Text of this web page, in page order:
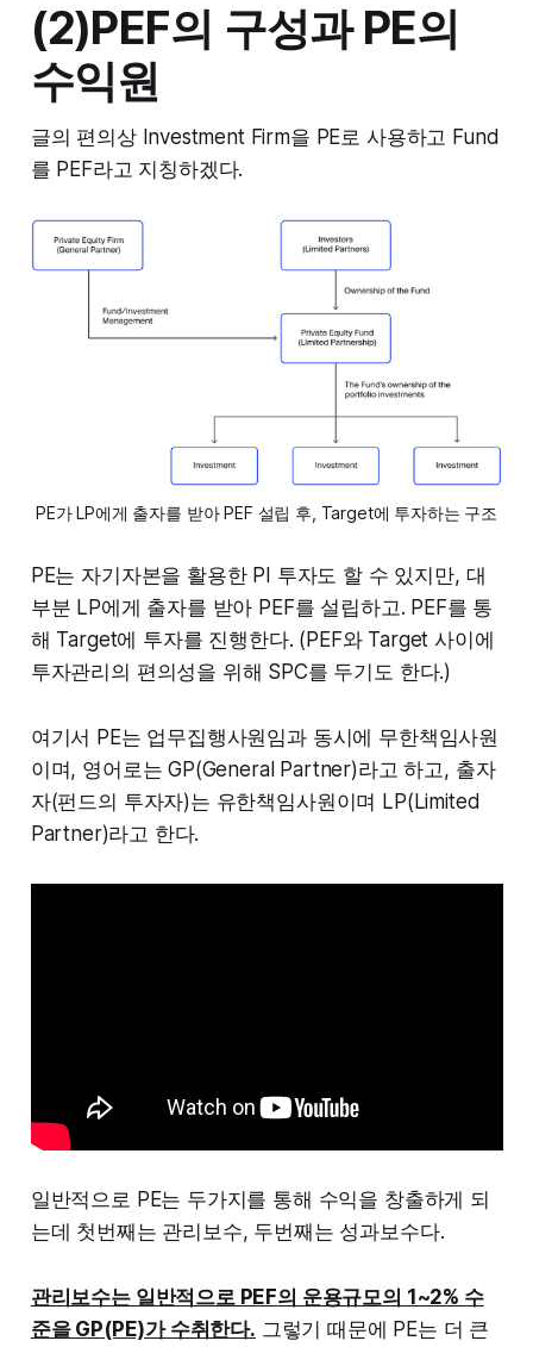
(2)PEF의 구성과 PE의
수익원
글의 편의상 Investment Firm을 PE로 사용하고 Fund
를 PEF라고 지칭하겠다.
PE가 LP에게 출자를 받아 PEF 설립 후, Target에 투자하는 구조
PE는 자기자본을 활용한 PI 투자도 할 수 있지만, 대
부분 LP에게 출자를 받아 PEF를 설립하고. PEF를 통
해 Target에 투자를 진행한다. (PEF와 Target 사이에
투자관리의 편의성을 위해 SPC를 두기도 한다.)
여기서 PE는 업무집행사원임과 동시에 무한책임사원
이며, 영어로는 GP(General Partner)라고 하고, 출자
자(펀드의 투자자)는 유한책임사원이며 LP(Limited
Partner)라고 한다.
일반적으로 PE는 두가지를 통해 수익을 창출하게 되
는데 첫번째는 관리보수, 두번째는 성과보수다.
관리보수는 일반적으로 PEF의 운용규모의 1~2% 수
준을 GP(PE)가 수취한다. 그렇기 때문에 PE는 더 큰